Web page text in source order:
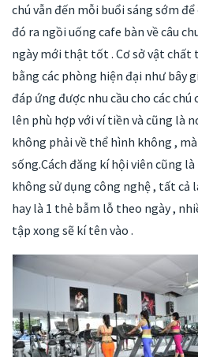
chú vẫn đến mỗi buổi sáng sớm
đó ra ngồi uống cafe bàn về câu
ngày mới thật tốt . Cơ sở vật chất
bằng các phòng hiện đại như bây
đáp ứng được nhu cầu cho các
lên phù hợp với ví tiền và cũng là
không phải về thể hình không , mà
sống.Cách đăng kí hội viên cũng
không sử dụng công nghệ , tất cả
hay là 1 thẻ bẫm lỗ theo ngày ,
tập xong sẽ kí tên vào .